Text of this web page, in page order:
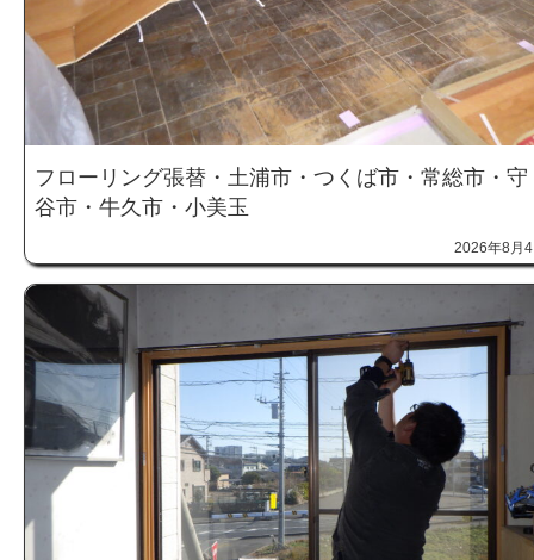
フローリング張替・土浦市・つくば市・常総市・守
谷市・牛久市・小美玉
2026年8月